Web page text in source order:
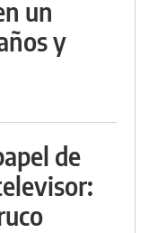
un
y
de